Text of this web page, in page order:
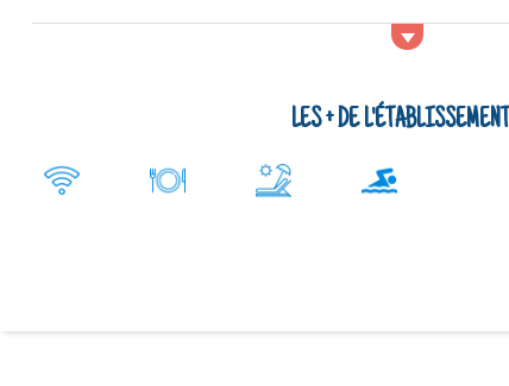
LES + DE L'ÉTABLISSEMENT